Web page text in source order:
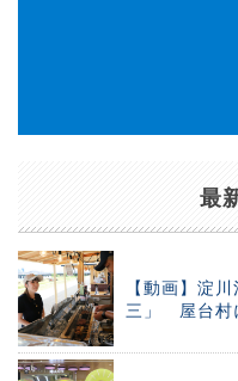
最
【動画】淀
三」 屋台村